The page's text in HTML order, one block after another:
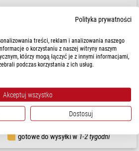
gotowe do wysyłki w 1-2 tygodni
Levenhuk
$ 156,00
gotowe do wysyłki w1-2 tygodni
Polityka prywatności
treści, reklam i analizowania naszego
o korzystaniu z naszej witryny naszym
którzy mogą łączyć je z innymi informacjami,
podczas korzystania z ich usług.
Akceptuj wszystko
Dostosuj